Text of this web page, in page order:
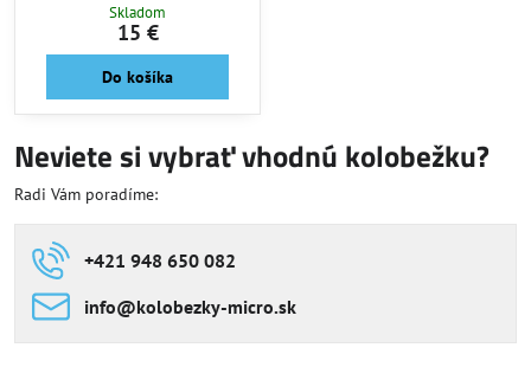
Skladom
15 €
Do košíka
Neviete si vybrať vhodnú kolobežku?
Radi Vám poradíme:
+421 948 650 082
info​@kolobezky-micro​.sk